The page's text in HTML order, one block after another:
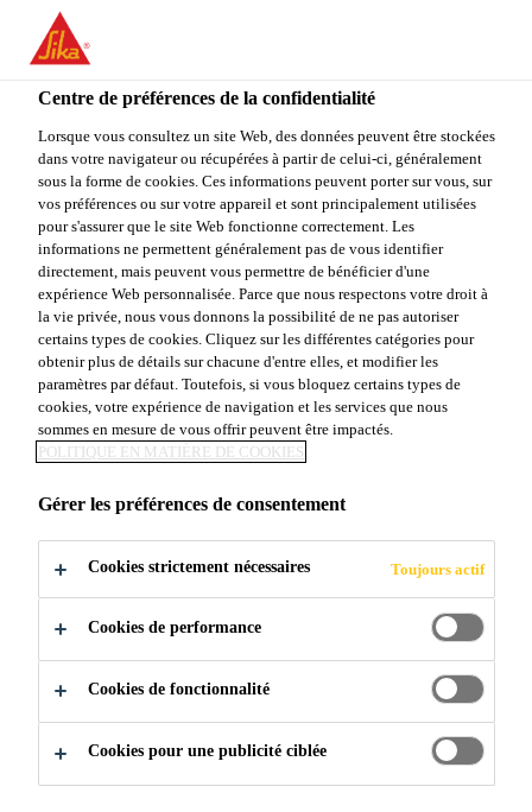
You are accessing "Sika Canada", it seems you are accessing it
from "États-Unis". We have a dedicated website for your country.
TO
SIKA
USA
CANADA WEBSITE
COUNTRY
Sika Canada
BÉTON
AUTOPLAÇANT
Construction ... Béton autoplaçant
Centre de préférences de la confidentialité
Lorsque vous consultez un site Web, des données peuvent être stockées
dans votre navigateur ou récupérées à partir de celui-ci, généralement
sous la forme de cookies. Ces informations peuvent porter sur vous, sur
vos préférences ou sur votre appareil et sont principalement utilisées
pour s'assurer que le site Web fonctionne correctement. Les
informations ne permettent généralement pas de vous identifier
directement, mais peuvent vous permettre de bénéficier d'une
expérience Web personnalisée. Parce que nous respectons votre droit à
la vie privée, nous vous donnons la possibilité de ne pas autoriser
certains types de cookies. Cliquez sur les différentes catégories pour
obtenir plus de détails sur chacune d'entre elles, et modifier les
paramètres par défaut. Toutefois, si vous bloquez certains types de
cookies, votre expérience de navigation et les services que nous
sommes en mesure de vous offrir peuvent être impactés.
POLITIQUE EN MATIÈRE DE COOKIES
Gérer les préférences de consentement
Cookies strictement nécessaires Toujours actif
Cookies de performance
Cookies de fonctionnalité
Cookies pour une publicité ciblée